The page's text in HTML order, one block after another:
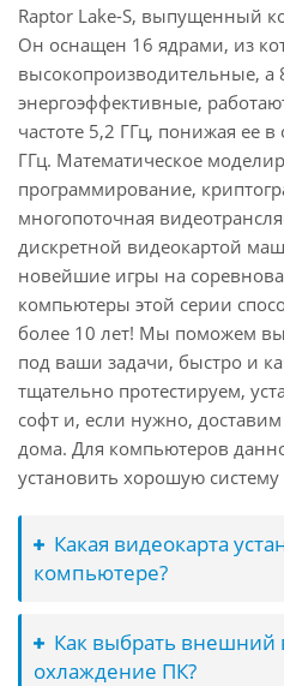
Raptor Lake-S, выпущенный
Он оснащен 16 ядрами, из
высокопроизводительные, а
энергоэффективные,
частоте 5,2 ГГц, понижая ее в
ГГц. Математическое
программирование,
многопоточная
дискретной видеокартой
новейшие игры на
компьютеры этой серии
более 10 лет! Мы поможем
под ваши задачи, быстро и
тщательно протестируем,
софт и, если нужно,
дома. Для компьютеров
установить хорошую
Какая видеокарта
компьютере?
Как выбрать внешний
охлаждение ПК?